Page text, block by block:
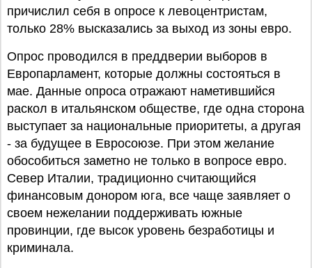
причислил себя в опросе к левоцентристам,
только 28% высказались за выход из зоны евро.
Опрос проводился в преддверии выборов в
Европарламент, которые должны состояться в
мае. Данные опроса отражают наметившийся
раскол в итальянском обществе, где одна сторона
выступает за национальные приоритеты, а другая
- за будущее в Евросоюзе. При этом желание
обособиться заметно не только в вопросе евро.
Север Италии, традиционно считающийся
финансовым донором юга, все чаще заявляет о
своем нежелании поддерживать южные
провинции, где высок уровень безработицы и
криминала.